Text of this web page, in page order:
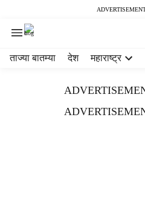
ताज्या बातम्या देश महाराष्ट्र